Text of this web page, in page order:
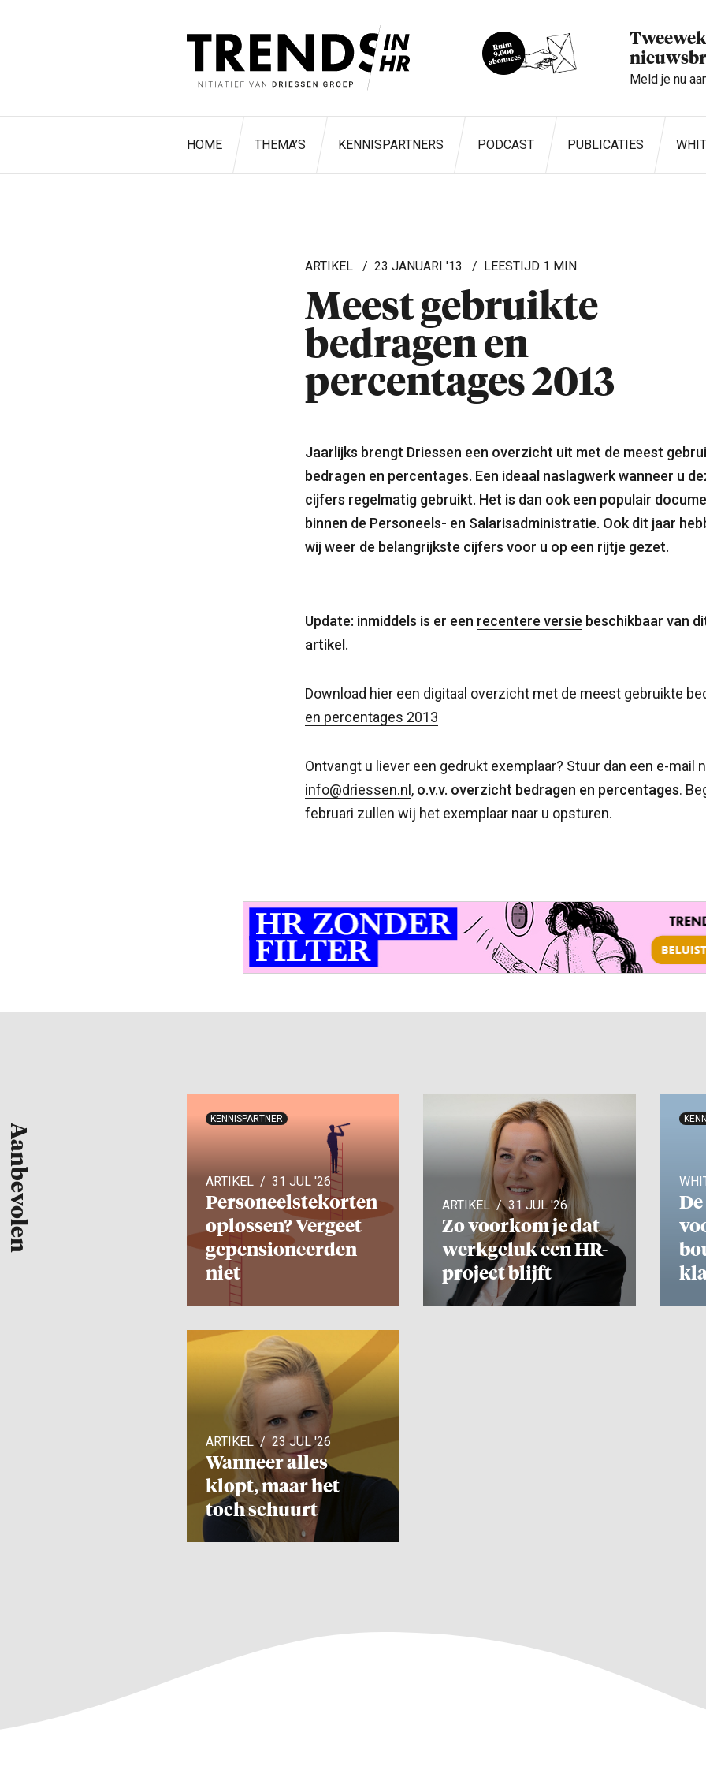
Meld je nu
HOME THEMA’S KENNISPARTNERS PODCAST PUBLICATIES
ARTIKEL 23 JANUARI '13 1 MIN
Meest gebruikte
bedragen en
percentages 2013
Jaarlijks brengt Driessen een overzicht uit met de meest
bedragen en percentages. Een ideaal naslagwerk wanneer u
cijfers regelmatig gebruikt. Het is dan ook een populair
binnen de Personeels- en Salarisadministratie. Ook dit jaar
wij weer de belangrijkste cijfers voor u op een rijtje gezet.
Update: inmiddels is er een recentere versie beschikbaar van
artikel.
Download hier een digitaal overzicht met de meest gebruikte
en percentages 2013
Ontvangt u liever een gedrukt exemplaar? Stuur dan een e-mail
info@driessen.nl , o.v.v. overzicht bedragen en percentages.
februari zullen wij het exemplaar naar u opsturen.
Aanbevolen ARTIKEL 31 JUL '26
Personeels­te­korten
oplossen? Vergeet
gepensio­neerden
niet
KENNISPARTNER
ARTIKEL 31 JUL '26
Zo voorkom je dat
werkgeluk een HR-
project blijft
ARTIKEL 23 JUL '26
Wanneer alles
klopt, maar het
toch schuurt